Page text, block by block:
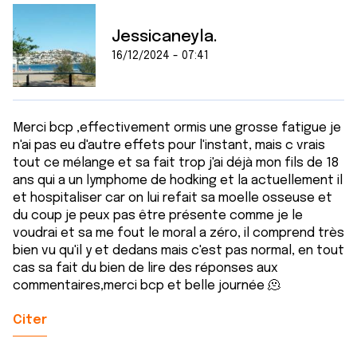
Jessicaneyla.
16/12/2024 - 07:41
Merci bcp ,effectivement ormis une grosse fatigue je
n'ai pas eu d'autre effets pour l'instant, mais c vrais
tout ce mélange et sa fait trop j'ai déjà mon fils de 18
ans qui a un lymphome de hodking et la actuellement il
et hospitaliser car on lui refait sa moelle osseuse et
du coup je peux pas être présente comme je le
voudrai et sa me fout le moral a zéro, il comprend très
bien vu qu'il y et dedans mais c'est pas normal, en tout
cas sa fait du bien de lire des réponses aux
commentaires,merci bcp et belle journée 🫠
Citer